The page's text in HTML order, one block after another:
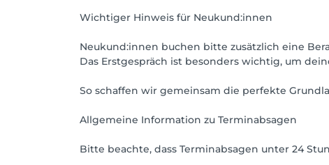
Wichtiger Hinweis für Neukund:innen
Neukund:innen buchen bitte zusätzlich eine
Das Erstgespräch ist besonders wichtig, um
So schaffen wir gemeinsam die perfekte
Allgemeine Information zu Terminabsagen
Bitte beachte, dass Terminabsagen unter 24